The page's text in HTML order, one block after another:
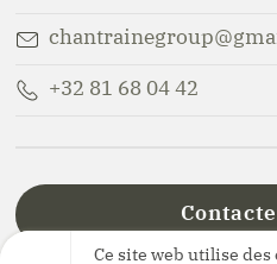
+32 81 68 04 42
Ce site web utilise